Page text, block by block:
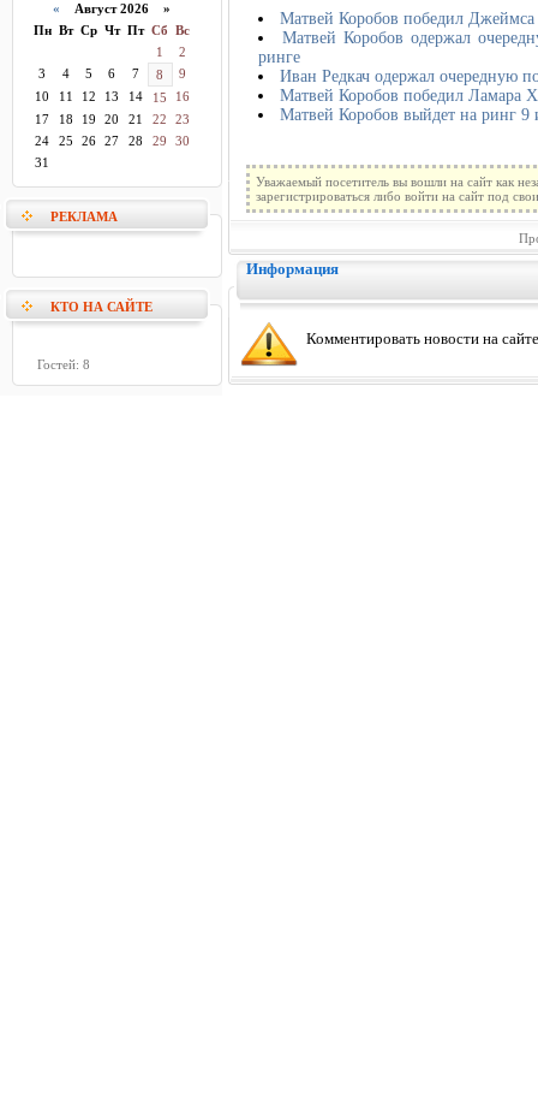
« Август 2026 »
Пн Вт Ср Чт Пт Сб Вс
1
2
3
4 5 6 7 8
9
10
11 12 13 14 15
16
17
18 19 20 21 22
23
24
25 26 27 28 29
30
31
РЕКЛАМА
КТО НА САЙТЕ
Гостей: 8
Матвей Коробов победил Джеймса
Матвей Коробов одержал
ринге
Иван Редкач одержал очередную
Матвей Коробов победил Ламара
Матвей Коробов выйдет на ринг 9
Уважаемый посетитель вы вошли на сайт как
зарегистрироваться либо войти на сайт под
Информация
Комментировать новости на